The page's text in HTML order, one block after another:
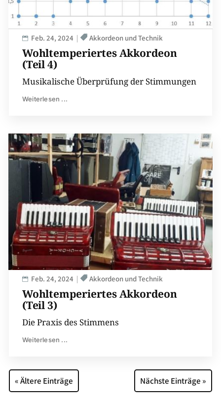
Wohltemperiertes Akkordeon
(Teil 4)
Feb. 24, 2024 Akkordeon und Technik
Musikalische Überprüfung der Stimmungen
Weiterlesen ...
Wohltemperiertes Akkordeon
(Teil 3)
Feb. 24, 2024 Akkordeon und Technik
Die Praxis des Stimmens
Weiterlesen ...
« Ältere Einträge Nächste Einträge »